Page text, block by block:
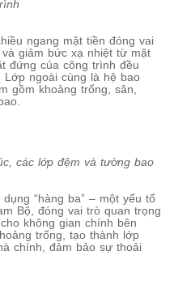
ngang mặt tiền đóng vai
giảm bức xạ nhiệt từ mặt
đứng của công trình đều
ngoài cùng là hệ bao
gồm khoảng trống, sân,
các lớp đệm và tường bao
“hàng ba” – một yếu tố
Bộ, đóng vai trò quan trọng
không gian chính bên
trống, tạo thành lớp
chính, đảm bảo sự thoải